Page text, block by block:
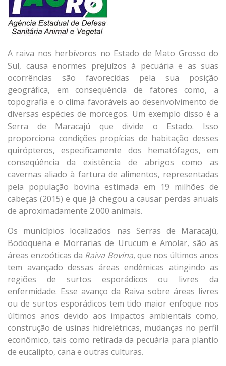
A raiva nos herbívoros no Estado de Mato Grosso do
Sul, causa enormes prejuízos à pecuária e as suas
ocorrências são favorecidas pela sua posição
geográfica, em conseqüência de fatores como, a
topografia e o clima favoráveis ao desenvolvimento de
diversas espécies de morcegos. Um exemplo disso é a
Serra de Maracajú que divide o Estado. Isso
proporciona condições propícias de habitação desses
quirópteros, especificamente dos hematófagos, em
conseqüência da existência de abrigos como as
cavernas aliado à fartura de alimentos, representadas
pela população bovina estimada em 19 milhões de
cabeças (2015) e que já chegou a causar perdas anuais
de aproximadamente 2.000 animais.
Os municípios localizados nas Serras de Maracajú,
Bodoquena e Morrarias de Urucum e Amolar, são as
áreas enzoóticas da Raiva Bovina, que nos últimos anos
tem avançado dessas áreas endêmicas atingindo as
regiões de surtos esporádicos ou livres da
enfermidade. Esse avanço da Raiva sobre áreas livres
ou de surtos esporádicos tem tido maior enfoque nos
últimos anos devido aos impactos ambientais como,
construção de usinas hidrelétricas, mudanças no perfil
econômico, tais como retirada da pecuária para plantio
de eucalipto, cana e outras culturas.